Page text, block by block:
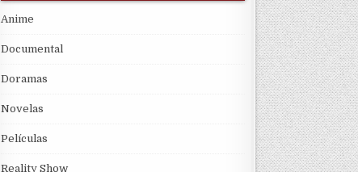
Anime
Documental
Doramas
Novelas
Películas
Reality Show